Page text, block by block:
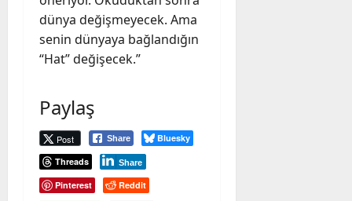
dünya değişmeyecek. Ama
senin dünyaya bağlandığın
“Hat” değişecek.”
Paylaş
Post Share
Bluesky
Threads
Share
Pinterest
Reddit